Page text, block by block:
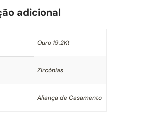
adicional
Ouro 19.2Kt
Zircónias
Aliança de Casamento